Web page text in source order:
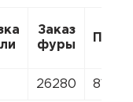
Заказ
фуры
26280 8176